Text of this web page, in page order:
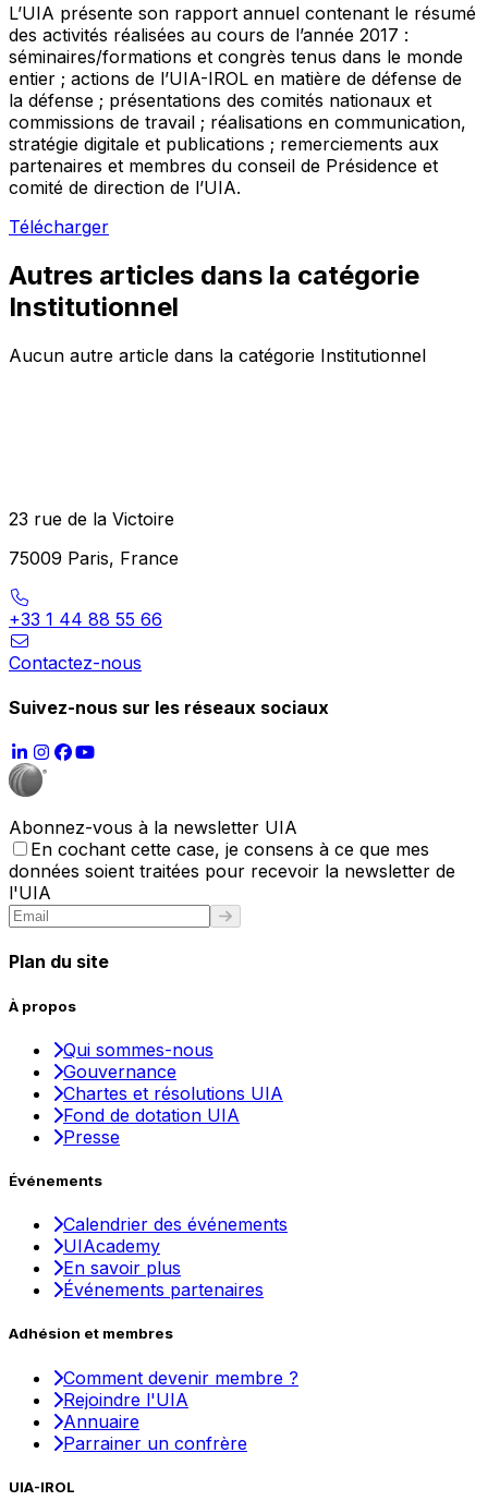
L’UIA présente son rapport annuel contenant le résumé
des activités réalisées au cours de l’année 2017 :
séminaires/formations et congrès tenus dans le monde
entier ; actions de l’UIA-IROL en matière de défense de
la défense ; présentations des comités nationaux et
commissions de travail ; réalisations en communication,
stratégie digitale et publications ; remerciements aux
partenaires et membres du conseil de Présidence et
comité de direction de l’UIA.
Télécharger
Autres articles dans la catégorie
Institutionnel
Aucun autre article dans la catégorie Institutionnel
23 rue de la Victoire
75009 Paris, France
+33 1 44 88 55 66
Contactez-nous
Suivez-nous sur les réseaux sociaux
Abonnez-vous à la newsletter UIA
En cochant cette case, je consens à ce que mes
données soient traitées pour recevoir la newsletter de
l'UIA
Plan du site
À propos
Qui sommes-nous
Gouvernance
Chartes et résolutions UIA
Fond de dotation UIA
Presse
Événements
Calendrier des événements
UIAcademy
En savoir plus
Événements partenaires
Adhésion et membres
Comment devenir membre ?
Rejoindre l'UIA
Annuaire
Parrainer un confrère
UIA-IROL